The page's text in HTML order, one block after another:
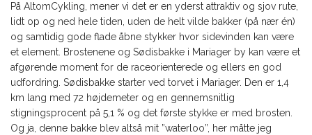
På AltomCykling, mener vi det er en yderst attraktiv og sjov rute,
lidt op og ned hele tiden, uden de helt vilde bakker (på nær én)
og samtidig gode flade åbne stykker hvor sidevinden kan være
et element. Brostenene og Sødisbakke i Mariager by kan være et
afgørende moment for de raceorienterede og ellers en god
udfordring. Sødisbakke starter ved torvet i Mariager. Den er 1,4
km lang med 72 højdemeter og en gennemsnitlig
stigningsprocent på 5,1 % og det første stykke er med brosten.
Og ja, denne bakke blev altså mit ”waterloo”, her måtte jeg